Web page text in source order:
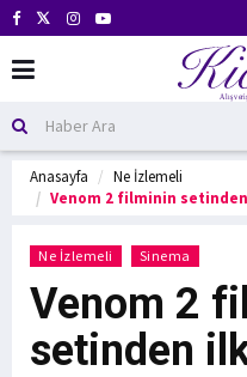
Anasayfa
Ne İzlemeli
Venom 2 filminin
Ne İzlemeli Sinema
Venom 2
setinden